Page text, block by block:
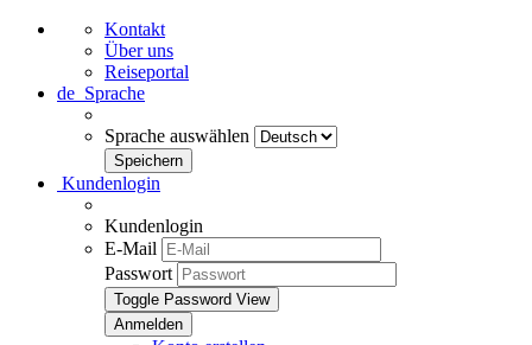
Kontakt
Über uns
Reiseportal
de Sprache
Sprache auswählen
Kundenlogin
Kundenlogin
E-Mail
Passwort
Toggle Password View